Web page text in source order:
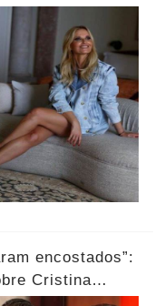
encostados”:
Cristina